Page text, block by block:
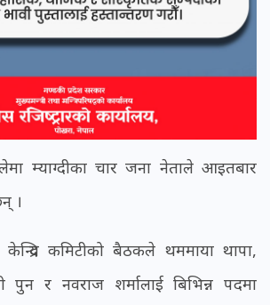
म्याग्दीका चार जना नेताले आइतबार
।
केन्द्रिय कमिटीको बैठकले थममाया थापा,
पुन र नवराज शर्मालाई बिभिन्न पदमा